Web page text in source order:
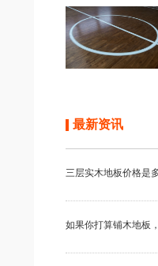
最新资讯
三层实木地板价格是
如果你打算铺木地板